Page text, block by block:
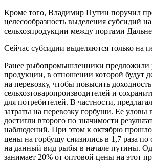
Кроме того, Владимир Путин поручил
целесообразность выделения субсидий
сельхозпродукции между портами
Сейчас субсидии выделяются только на
Ранее рыбопромышленники предложили
продукции, в отношении которой будут
на перевозку, чтобы повысить доходность
сельхозтоваропроизводителей и
для потребителей. В частности,
затраты на перевозку горбуши. Ее
достигли второго по значимости
наблюдений. При этом к октябрю
цены на горбушу снизились в 1,7 раза
на данный вид рыбы в начале путины.
занимает 20% от оптовой цены на этот